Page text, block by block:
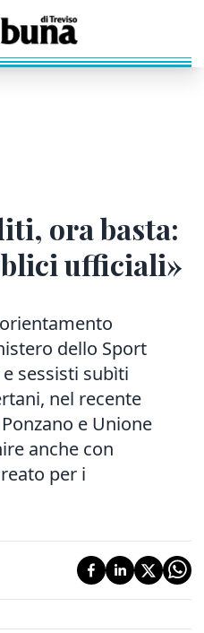
ora basta:
ufficiali»
dello Sport
sessisti subìti
nel recente
e Unione
anche con
per i